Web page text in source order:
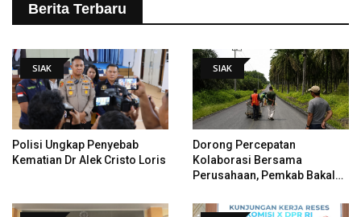
Berita Terbaru
SIAK
Polisi Ungkap Penyebab
Kematian Dr Alek Cristo Loris
SIAK
Dorong Percepatan
Kolaborasi Bersama
Perusahaan, Pemkab Bakal
Rawa Yang Rusak